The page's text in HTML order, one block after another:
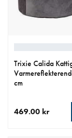
Trixie Calida
cm
469.00 kr